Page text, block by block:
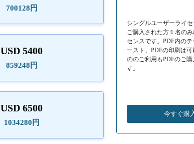
700128円
USD 5400
859248円
USD 6500
1034280円
シングルユーザーライ
ご購入された方１名の
センスです。PDF内の
ースト、PDFの印刷は
ののご利用もPDFのご
す。
今すぐ購